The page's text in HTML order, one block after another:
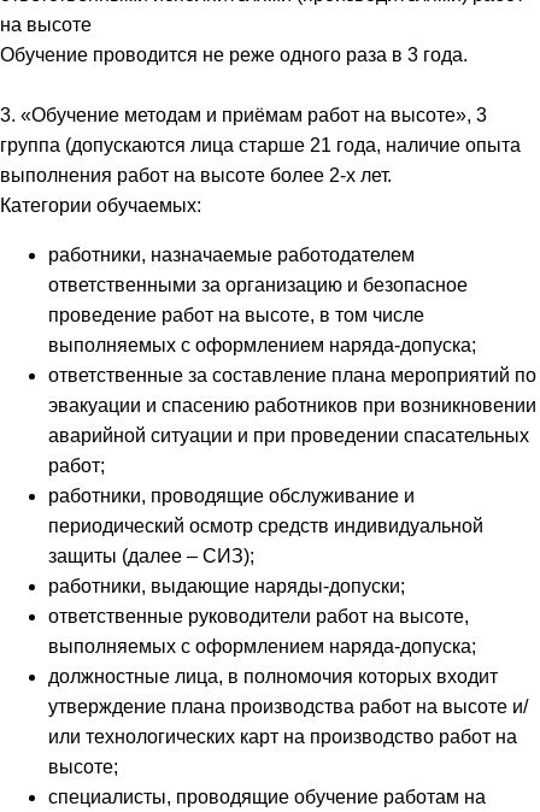
на высоте
Обучение проводится не реже одного раза в 3 года.
3. «Обучение методам и приёмам работ на высоте», 3
группа (допускаются лица старше 21 года, наличие опыта
выполнения работ на высоте более 2-х лет.
Категории обучаемых:
работники, назначаемые работодателем
ответственными за организацию и безопасное
проведение работ на высоте, в том числе
выполняемых с оформлением наряда-допуска;
ответственные за составление плана мероприятий по
эвакуации и спасению работников при возникновении
аварийной ситуации и при проведении спасательных
работ;
работники, проводящие обслуживание и
периодический осмотр средств индивидуальной
защиты (далее – СИЗ);
работники, выдающие наряды-допуски;
ответственные руководители работ на высоте,
выполняемых с оформлением наряда-допуска;
должностные лица, в полномочия которых входит
утверждение плана производства работ на высоте и/
или технологических карт на производство работ на
высоте;
специалисты, проводящие обучение работам на